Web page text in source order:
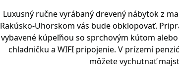
Luxusný ručne vyrábaný drevený nábytok z
Rakúsko-Uhorskom vás bude obklopovať.
vybavené kúpeľňou so sprchovým kútom
chladničku a WIFI pripojenie. V prízemí
môžete vychutnať